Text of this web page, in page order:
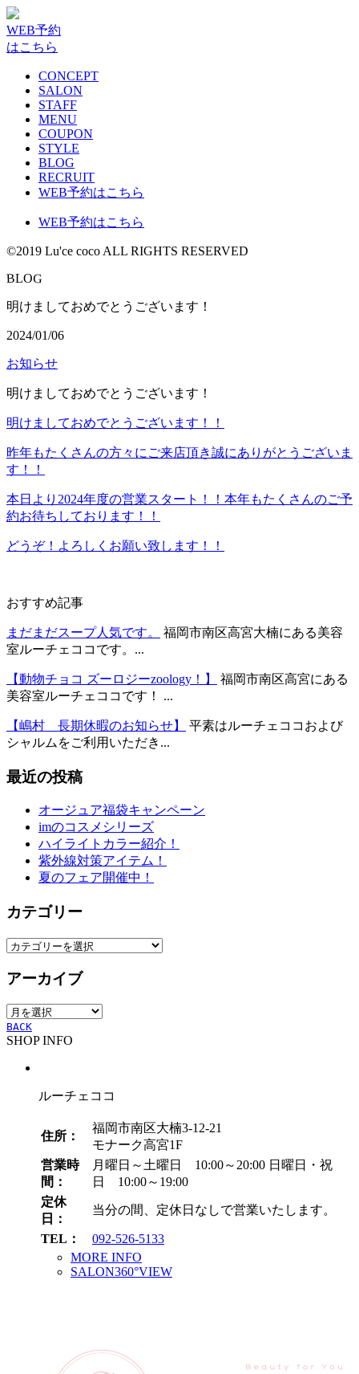
WEB予約
はこちら
CONCEPT
SALON
STAFF
MENU
COUPON
STYLE
BLOG
RECRUIT
WEB予約はこちら
WEB予約はこちら
©2019 Lu'ce coco ALL RIGHTS RESERVED
BLOG
明けましておめでとうございます！
2024/01/06
お知らせ
明けましておめでとうございます！
明けましておめでとうございます！！
昨年もたくさんの方々にご来店頂き誠にありがとうございま
す！！
本日より2024年度の営業スタート！！本年もたくさんのご予
約お待ちしております！！
どうぞ！よろしくお願い致します！！
おすすめ記事
まだまだスープ人気です。
福岡市南区高宮大楠にある美容
室ルーチェココです。...
【動物チョコ ズーロジーzoology！】
福岡市南区高宮にある
美容室ルーチェココです！ ...
【嶋村 長期休暇のお知らせ】
平素はルーチェココおよび
シャルムをご利用いただき...
最近の投稿
オージュア福袋キャンペーン
imのコスメシリーズ
ハイライトカラー紹介！
紫外線対策アイテム！
夏のフェア開催中！
カテゴリー
カ
ゴ
ー
アーカイブ
ア
ー
カ
BACK
SHOP INFO
ルーチェココ
住所：
福岡市南区大楠3-12-21
モナーク高宮1F
営業時
間：
月曜日～土曜日 10:00～20:00 日曜日・祝
日 10:00～19:00
定休
日：
当分の間、定休日なしで営業いたします。
TEL：
092-526-5133
MORE INFO
SALON360°VIEW